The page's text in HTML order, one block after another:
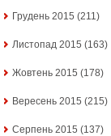
Грудень 2015 (211)
Листопад 2015 (163)
Жовтень 2015 (178)
Вересень 2015 (215)
Серпень 2015 (137)